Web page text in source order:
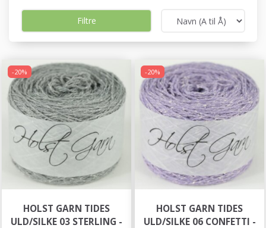
Filtre
-20%
HOLST GARN TIDES
ULD/SILKE 03 STERLING -
-20%
HOLST GARN TIDES
ULD/SILKE 06 CONFETTI -